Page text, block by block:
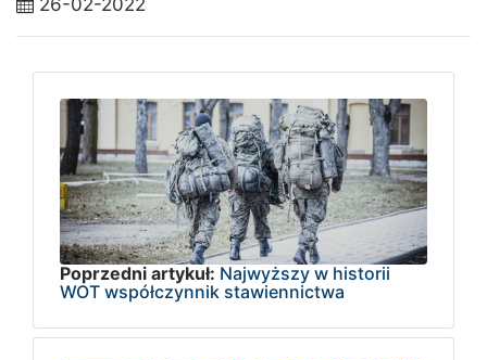
Poprzedni artykuł: Najwyższy w historii
WOT współczynnik stawiennictwa